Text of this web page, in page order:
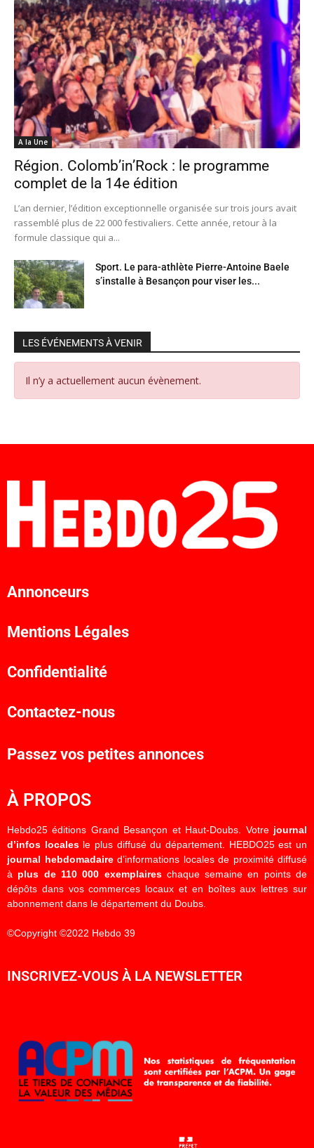
A la Une
Région. Colomb’in’Rock : le programme
complet de la 14e édition
L’an dernier, l’édition exceptionnelle organisée sur trois jours avait
rassemblé plus de 22 000 festivaliers. Cette année, retour à la
formule classique qui a...
Sport. Le para-athlète Pierre-Antoine Baele
s’installe à Besançon pour viser les...
LES ÉVÉNEMENTS À VENIR
Il n’y a actuellement aucun évènement.
Annonceurs
Mentions Légales
Confidentialité
Contactez-nous
Passez vos petites annonces
À PROPOS
Hebdo25 éditions Grand Besançon et Haut-Doubs. Votre journal
d’infos localesle plus diffusé du département. HEBDO25 est un
journal hebdomadaired’informations locales de proximité diffusé
à plus de 110 000 exemplaireschaque semaine en points de
dépôts dans vos commerces locaux et en boîtes aux lettres sur
abonnement dans le département du Doubs.
©Copyright ©2022 Hebdo 39
INSCRIVEZ-VOUS À LA NEWSLETTER